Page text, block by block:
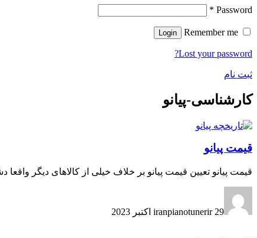
Password
*
Remember me
Login
Lost your password?
ثبت نام
کارشناسی-پیانو
قیمت پیانو
قیمت پیانو تعیین قیمت پیانو بر خلاف خیلی از کالاهای دیگر
iranpianotunerir 29 اکتبر 2023